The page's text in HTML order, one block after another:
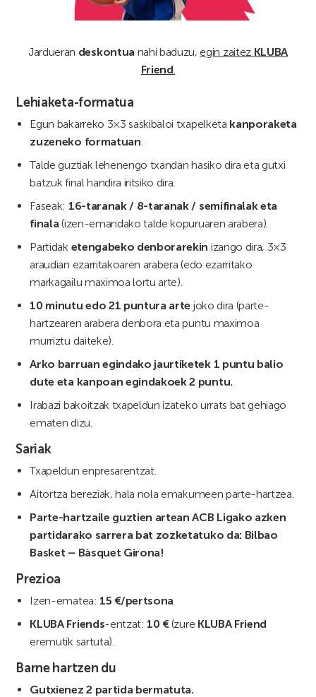
Jardueran deskontua nahi baduzu, egin zaitez KLUBA
Friend
Lehiaketa-formatua
Egun bakarreko 3×3 saskibaloi txapelketa kanporaketa
zuzeneko formatuan
Talde guztiak lehenengo txandan hasiko dira eta gutxi
batzuk final handira iritsiko dira.
Faseak: 16-taranak / 8-taranak / semifinalak eta
finala (izen-emandako talde kopuruaren arabera).
Partidak etengabeko denborarekin izango dira, 3×3
araudian ezarritakoaren arabera (edo ezarritako
markagailu maximoa lortu arte).
10 minutu edo 21 puntura arte joko dira (parte-
hartzearen arabera denbora eta puntu maximoa
murriztu daiteke).
Arko barruan egindako jaurtiketek 1 puntu balio
dute eta kanpoan egindakoek 2 puntu.
Irabazi bakoitzak txapeldun izateko urrats bat gehiago
ematen dizu.
Sariak
Txapeldun enpresarentzat.
Aitortza bereziak, hala nola emakumeen parte-hartzea.
Parte-hartzaile guztien artean ACB Ligako azken
partidarako sarrera bat zozketatuko da: Bilbao
Basket – Bàsquet Girona!
Prezioa
Izen-ematea: 15 €/pertsona
KLUBA Friends-entzat: 10 €(zure KLUBA Friend
eremutik sartuta).
Barne hartzen du
Gutxienez 2 partida bermatuta.